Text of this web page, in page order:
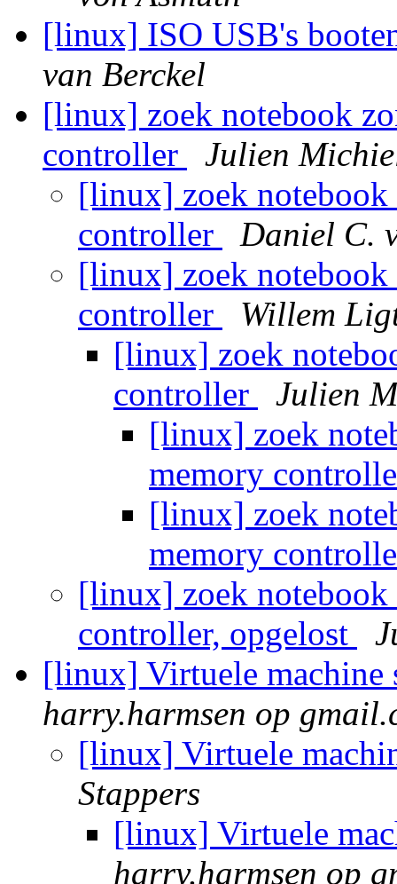
[linux] ISO USB's
van Berckel
[linux] zoek notebook
controller
Julien
[linux] zoek
controller
Daniel C.
[linux] zoek
controller
Willem
[linux] zoek
controller
Julien
[linux] zoek
memory
[linux] zoek
memory
[linux] zoek
controller, opgelost
[linux] Virtuele machine
harry.harmsen op
[linux] Virtuele
Stappers
[linux] Virtuele
harry.harmsen op